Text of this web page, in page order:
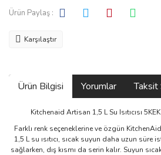
Ürün Paylaş :
Karşılaştır
Ürün Bilgisi Yorumlar Taksit
Kitchenaid Artisan 1,5 L Su Isıtıcısı
Farklı renk seçeneklerine ve özgün
1,5 L su ısıtıcı, sıcak suyun daha uzun süre
sağlarken, dış kısmı da serin kalır. Suyun